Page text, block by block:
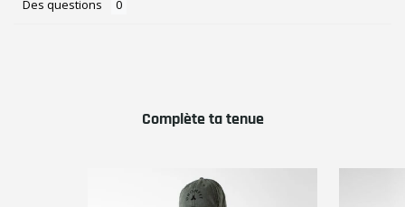
Des questions
Complète ta tenue